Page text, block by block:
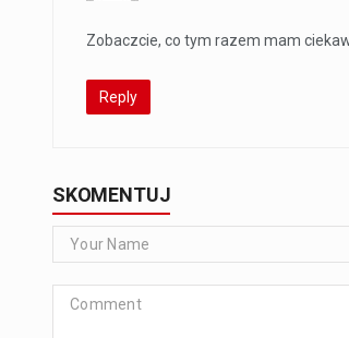
Zobaczcie, co tym razem mam
Reply
SKOMENTUJ